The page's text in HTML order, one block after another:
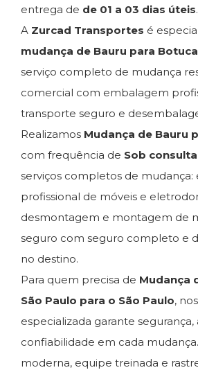
entrega de de 01 a 03 dias úteis.
A Zurcad Transportes é
mudança de Bauru para
serviço completo de mudança
comercial com embalagem
transporte seguro e
Realizamos Mudança de Bauru
com frequência de Sob consulta
serviços completos de
profissional de móveis e
desmontagem e montagem de
seguro com seguro completo e
no destino.
Para quem precisa de Mudança
São Paulo para o São Paulo,
especializada garante segurança,
confiabilidade em cada
moderna, equipe treinada e